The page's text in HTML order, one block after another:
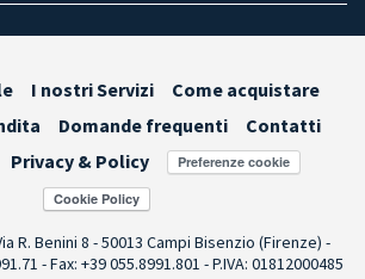
I nostri Servizi
Come acquistare
Domande frequenti
Contatti
Privacy & Policy Preferenze cookie
R. Benini 8 - 50013 Campi Bisenzio (Firenze) -
- Fax: +39 055.8991.801 - P.IVA: 01812000485